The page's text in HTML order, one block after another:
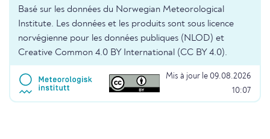
Basé sur les données du Norwegian Meteorological
Institute. Les données et les produits sont sous licence
norvégienne pour les données publiques (NLOD) et
Creative Common 4.0 BY International (CC BY 4.0).
Mis à jour le 09.08.2026
10:07